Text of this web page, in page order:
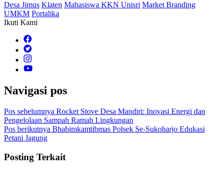
Desa Jimus Klaten Mahasiswa KKN Unisri Market Branding
UMKM Portalika
Ikuti Kami
Navigasi pos
Pos sebelumnya Rocket Stove Desa Mandiri: Inovasi Energi dan
Pengelolaan Sampah Ramah Lingkungan
Pos berikutnya Bhabimkamtibmas Polsek Se-Sukoharjo Edukasi
Petani Jagung
Posting Terkait